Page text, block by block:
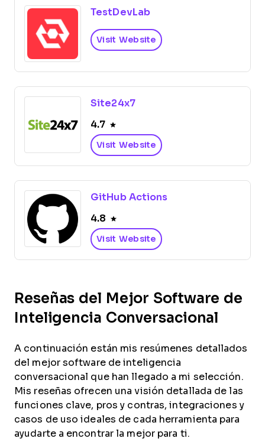
TestDevLab
Visit Website
Site24x7
4.7
Visit Website
GitHub Actions
4.8
Visit Website
Reseñas del Mejor Software de
Inteligencia Conversacional
A continuación están mis resúmenes detallados
del mejor software de inteligencia
conversacional que han llegado a mi selección.
Mis reseñas ofrecen una visión detallada de las
funciones clave, pros y contras, integraciones y
casos de uso ideales de cada herramienta para
ayudarte a encontrar la mejor para ti.